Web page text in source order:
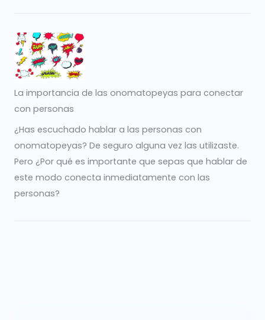
La importancia de las onomatopeyas para conectar
con personas
¿Has escuchado hablar a las personas con
onomatopeyas? De seguro alguna vez las utilizaste.
Pero ¿Por qué es importante que sepas que hablar de
este modo conecta inmediatamente con las
personas?